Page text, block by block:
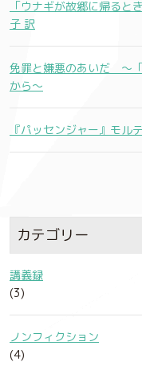
「ウナギが故郷に帰る
子 訳
免罪と嫌悪のあいだ 〜
から〜
『パッセンジャー』モ
カテゴリー
講義録
(3)
ノンフィクション
(4)